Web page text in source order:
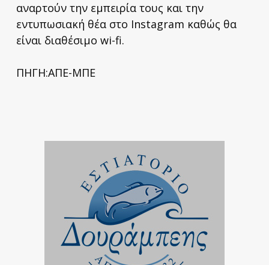
αναρτούν την εμπειρία τους και την
εντυπωσιακή θέα στο Instagram καθώς θα
είναι διαθέσιμο wi-fi.
ΠΗΓΗ:ΑΠΕ-ΜΠΕ